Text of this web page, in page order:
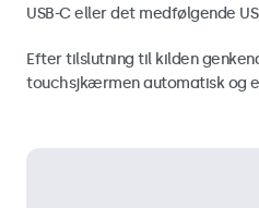
USB-C eller det medfølgende
Efter tilslutning til kilden
touchsjkærmen automatisk og